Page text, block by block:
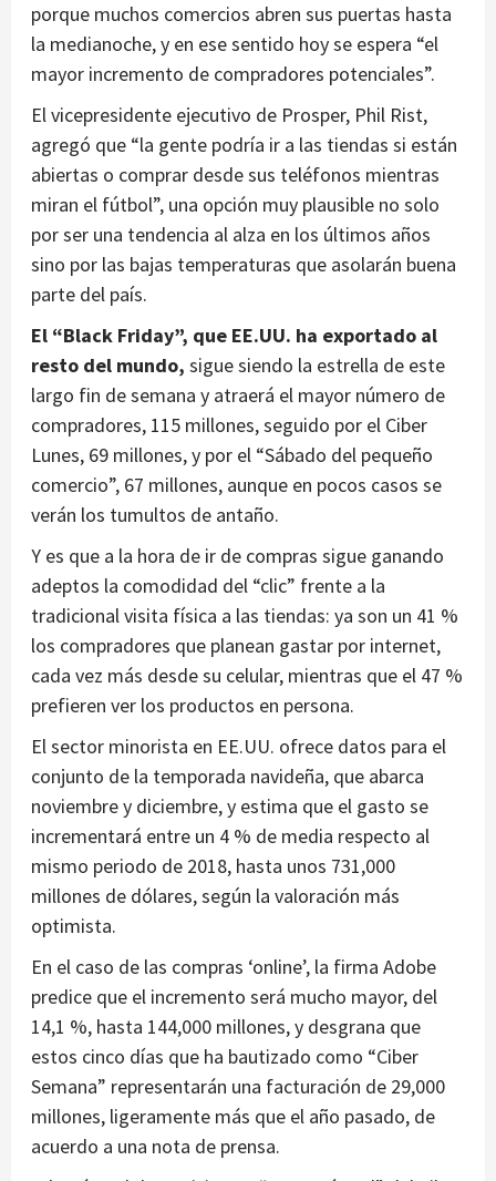
porque muchos comercios abren sus puertas hasta
la medianoche, y en ese sentido hoy se espera “el
mayor incremento de compradores potenciales”.
El vicepresidente ejecutivo de Prosper, Phil Rist,
agregó que “la gente podría ir a las tiendas si están
abiertas o comprar desde sus teléfonos mientras
miran el fútbol”, una opción muy plausible no solo
por ser una tendencia al alza en los últimos años
sino por las bajas temperaturas que asolarán buena
parte del país.
El “Black Friday”, que EE.UU. ha exportado al
resto del mundo, sigue siendo la estrella de este
largo fin de semana y atraerá el mayor número de
compradores, 115 millones, seguido por el Ciber
Lunes, 69 millones, y por el “Sábado del pequeño
comercio”, 67 millones, aunque en pocos casos se
verán los tumultos de antaño.
Y es que a la hora de ir de compras sigue ganando
adeptos la comodidad del “clic” frente a la
tradicional visita física a las tiendas: ya son un 41 %
los compradores que planean gastar por internet,
cada vez más desde su celular, mientras que el 47 %
prefieren ver los productos en persona.
El sector minorista en EE.UU. ofrece datos para el
conjunto de la temporada navideña, que abarca
noviembre y diciembre, y estima que el gasto se
incrementará entre un 4 % de media respecto al
mismo periodo de 2018, hasta unos 731,000
millones de dólares, según la valoración más
optimista.
En el caso de las compras ‘online’, la firma Adobe
predice que el incremento será mucho mayor, del
14,1 %, hasta 144,000 millones, y desgrana que
estos cinco días que ha bautizado como “Ciber
Semana” representarán una facturación de 29,000
millones, ligeramente más que el año pasado, de
acuerdo a una nota de prensa.